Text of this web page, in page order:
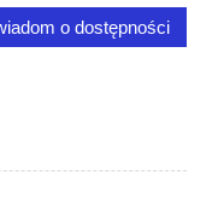
o dostępności